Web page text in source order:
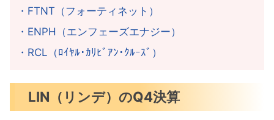
・FTNT（フォーティネット）
・ENPH（エンフェーズエナジー）
・RCL（ﾛｲﾔﾙ･ｶﾘﾋﾞｱﾝ･ｸﾙｰｽﾞ）
LIN（リンデ）のQ4決算